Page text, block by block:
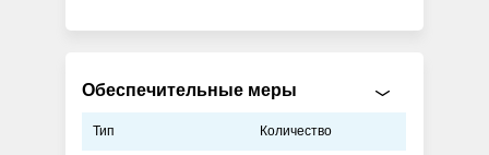
Обеспечительные меры
Тип Количество